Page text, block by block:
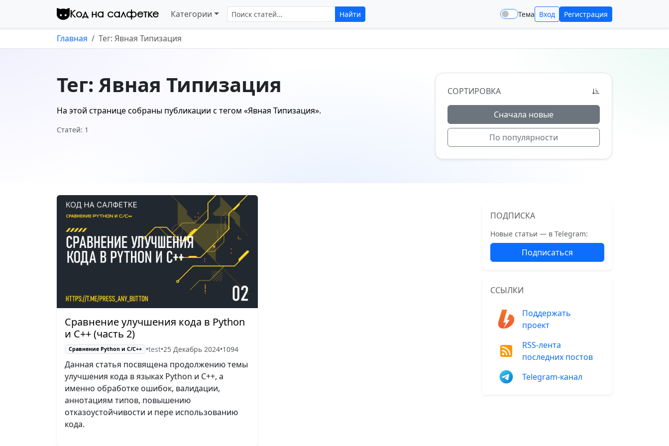
Перейти к контенту
Код на салфетке Категории Поиск по сайту Найти Тема Вход Регистрация
Главная Тег: Явная Типизация
Тег: Явная Типизация
На этой странице собраны публикации с тегом «Явная Типизация».
Статей: 1
СОРТИРОВКА
Сначала новые
По популярности
Сравнение улучшения кода в Python
и C++ (часть 2)
Сравнение Python и С/C++ •test•25 Декабрь 2024•1094
Данная статья посвящена продолжению темы
улучшения кода в языках Python и C++, а
именно обработке ошибок, валидации,
аннотациям типов, повышению
отказоустойчивости и пере использованию
кода.
ПОДПИСКА
Новые статьи — в Telegram:
Подписаться
ССЫЛКИ
Поддержать
проект
RSS-лента
последних постов
Telegram-канал